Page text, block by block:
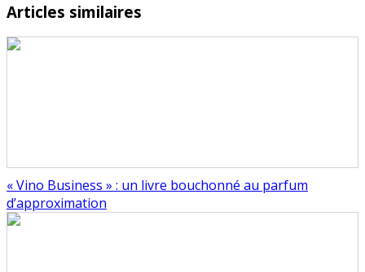
Articles similaires
« Vino Business » : un livre bouchonné au parfum
d’approximation